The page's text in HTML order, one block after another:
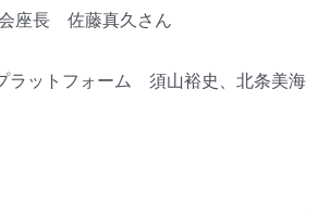
座長 佐藤真久さん
ラットフォーム 須山裕史、北条美海